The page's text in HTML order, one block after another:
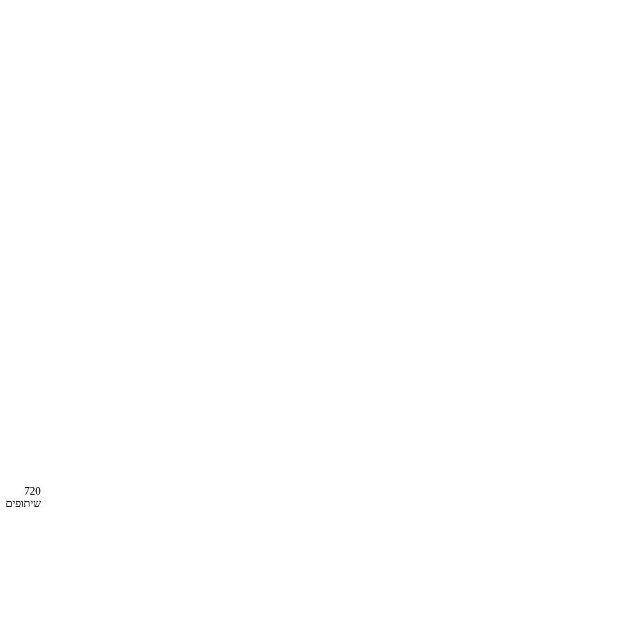
720
שיתופים